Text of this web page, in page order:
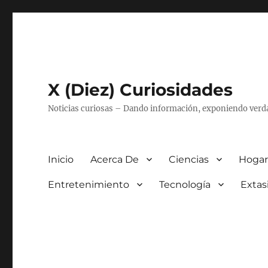
X (Diez) Curiosidades
Noticias curiosas – Dando información, exponiendo
Inicio Acerca De Ciencias
Entretenimiento Tecnología